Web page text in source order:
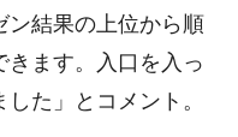
ン結果の上位から順
きます。入口を入っ
た」とコメント。